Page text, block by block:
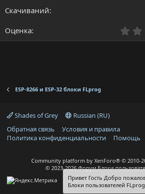
я
ESP-8266 и ESP-32 блоки FLprog
Shades of Grey
Russian (RU)
Обратная связь
Условия и правила
Политика конфиденциальности
Помощь
Community platform by XenForo® © 2010-
© 2023-2026 Форум Блоки
Привет Гость Добро
Блоки пользователей